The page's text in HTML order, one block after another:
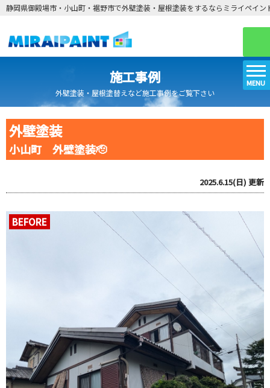
静岡県御殿場市・小山町・裾野市で外壁塗装・屋根塗装をするならミライペイン
MENU
施工事例
外壁塗装・屋根塗替えなど施工事例をご覧下さい
外壁塗装
小山町 外壁塗装🫡
2025.6.15(日) 更新
BEFORE